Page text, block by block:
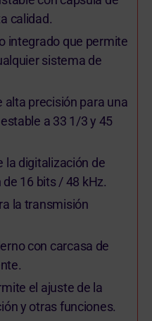
calidad.
integrado que permite
sistema de
alta precisión para una
a 33 1/3 y 45
la digitalización de
16 bits / 48 kHz.
la transmisión
con carcasa de
el ajuste de la
y otras funciones.